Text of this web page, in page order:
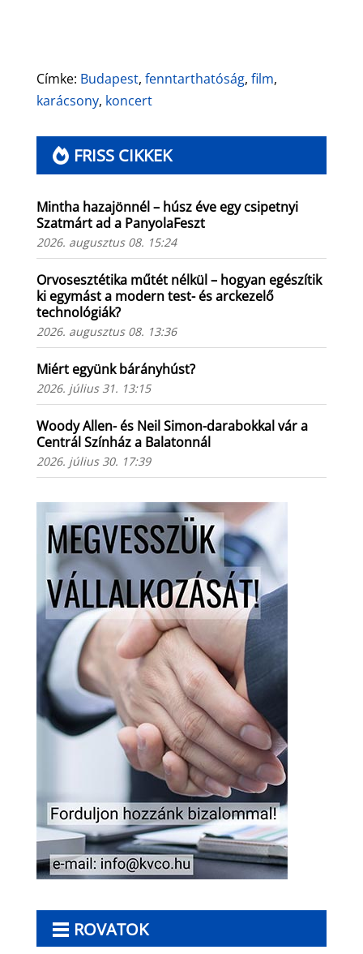
Címke: Budapest, fenntarthatóság, film,
karácsony, koncert
FRISS CIKKEK
Mintha hazajönnél – húsz éve egy csipetnyi
Szatmárt ad a PanyolaFeszt
2026. augusztus 08. 15:24
Orvosesztétika műtét nélkül – hogyan egészítik
ki egymást a modern test- és arckezelő
technológiák?
2026. augusztus 08. 13:36
Miért együnk bárányhúst?
2026. július 31. 13:15
Woody Allen- és Neil Simon-darabokkal vár a
Centrál Színház a Balatonnál
2026. július 30. 17:39
ROVATOK